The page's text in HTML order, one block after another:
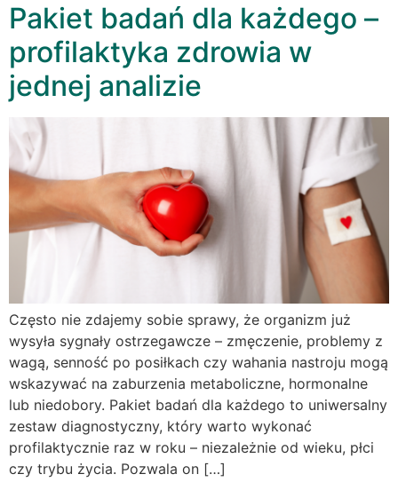
Pakiet badań dla każdego –
profilaktyka zdrowia w
jednej analizie
Często nie zdajemy sobie sprawy, że organizm już
wysyła sygnały ostrzegawcze – zmęczenie, problemy z
wagą, senność po posiłkach czy wahania nastroju mogą
wskazywać na zaburzenia metaboliczne, hormonalne
lub niedobory. Pakiet badań dla każdego to uniwersalny
zestaw diagnostyczny, który warto wykonać
profilaktycznie raz w roku – niezależnie od wieku, płci
czy trybu życia. Pozwala on […]